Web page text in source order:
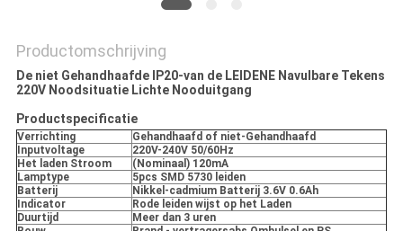
Productomschrijving
De niet Gehandhaafde IP20-van de LEIDENE Navulbare Tekens
220V Noodsituatie Lichte Nooduitgang
Productspecificatie
Verrichting
Gehandhaafd of niet-Gehandhaafd
Inputvoltage
220V-240V 50/60Hz
Het laden Stroom
(Nominaal) 120mA
Lamptype
5pcs SMD 5730 leiden
Batterij
Nikkel-cadmium Batterij 3.6V 0.6Ah
Indicator
Rode leiden wijst op het Laden
Duurtijd
Meer dan 3 uren